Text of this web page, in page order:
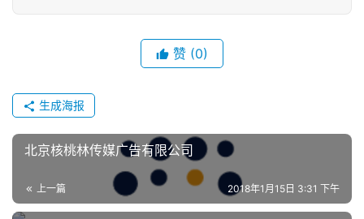
赞 (0)
生成海报
北京核桃林传媒广告有限公司
上一篇 2018年1月15日 3:31 下午